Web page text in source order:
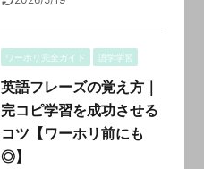
ワーホリ完全ガイド 語学学習
英語フレーズの覚え方｜
完コピ学習を成功させる
コツ【ワーホリ前にも
◎】